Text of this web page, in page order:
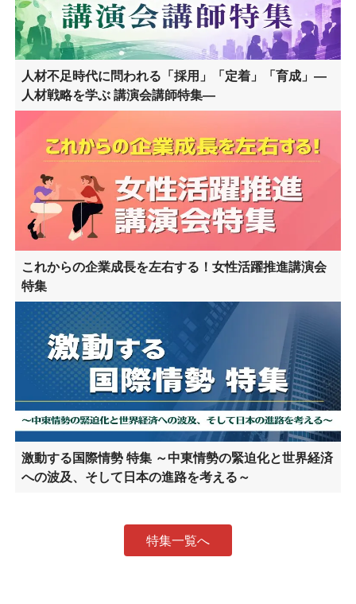
人材不足時代に問われる「採用」「定着」「育成」―
人材戦略を学ぶ 講演会講師特集―
これからの企業成長を左右する！女性活躍推進講演会
特集
激動する国際情勢 特集 ～中東情勢の緊迫化と世界経済
への波及、そして日本の進路を考える～
特集一覧へ